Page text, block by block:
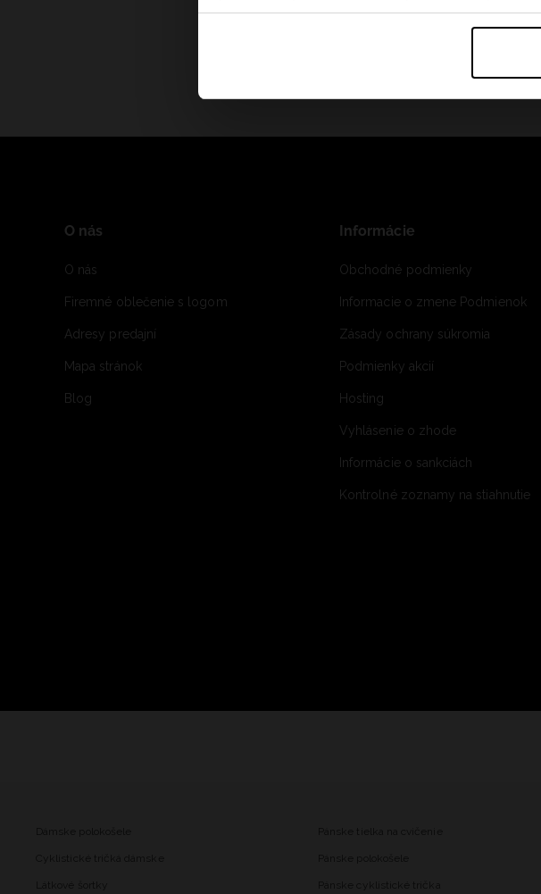
v našich Zásadách ochrany osobných údajov a v
O nás
O nás
Firemné oblečenie s logom
Adresy predajní
Mapa stránok
Blog
Informácie
Obchodné podmienky
Informacie o zmene Podmienok
Zásady ochrany súkromia
Podmienky akcií
Hosting
Vyhlásenie o zhode
Informácie o sankciách
Kontrolné zoznamy na stiahnutie